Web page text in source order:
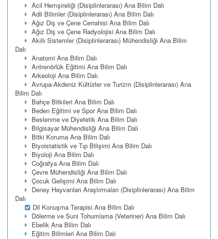
Acil Hemşireliği (Disiplinlerarası) Ana Bilim Dalı
Adli Bilimler (Disiplinlerarası) Ana Bilim Dalı
Ağız Diş ve Çene Cerrahisi Ana Bilim Dalı
Ağız Diş ve Çene Radyolojisi Ana Bilim Dalı
Akıllı Sistemler (Disiplinlerarası) Mühendisliği Ana Bilim
Dalı
Anatomi Ana Bilim Dalı
Antrenörlük Eğitimi Ana Bilim Dalı
Arkeoloji Ana Bilim Dalı
Avrupa-Akdeniz Kültürler ve Turizm (Disiplinlerarası) Ana
Bilim Dalı
Bahçe Bitkileri Ana Bilim Dalı
Beden Eğitimi ve Spor Ana Bilim Dalı
Beslenme ve Diyetetik Ana Bilim Dalı
Bilgisayar Mühendisliği Ana Bilim Dalı
Bitki Koruma Ana Bilim Dalı
Biyoistatistik ve Tıp Bilişimi Ana Bilim Dalı
Biyoloji Ana Bilim Dalı
Coğrafya Ana Bilim Dalı
Çevre Mühendisliği Ana Bilim Dalı
Çocuk Gelişimi Ana Bilim Dalı
Deney Hayvanları Araştırmaları (Disiplinlerarası) Ana Bilim
Dalı
Dil Konuşma Terapisi Ana Bilim Dalı
Dölerme ve Suni Tohumlama (Veteriner) Ana Bilim Dalı
Ebelik Ana Bilim Dalı
Eğitim Bilimleri Ana Bilim Dalı